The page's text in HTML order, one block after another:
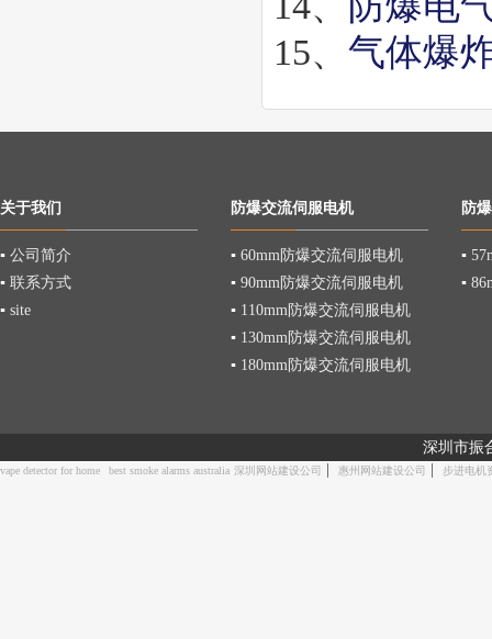
15、 气体爆
关于我们
▪ 公司简介
▪ 联系方式
▪ site
防爆交流伺服电机
▪ 60mm防爆交流伺服电机
▪ 90mm防爆交流伺服电机
▪ 110mm防爆交流伺服电机
▪ 130mm防爆交流伺服电机
▪ 180mm防爆交流伺服电机
防
▪
▪
深圳市振
vape detector for home best smoke alarms australia 深圳网站建设公司 惠州网站建设公司 步进电机